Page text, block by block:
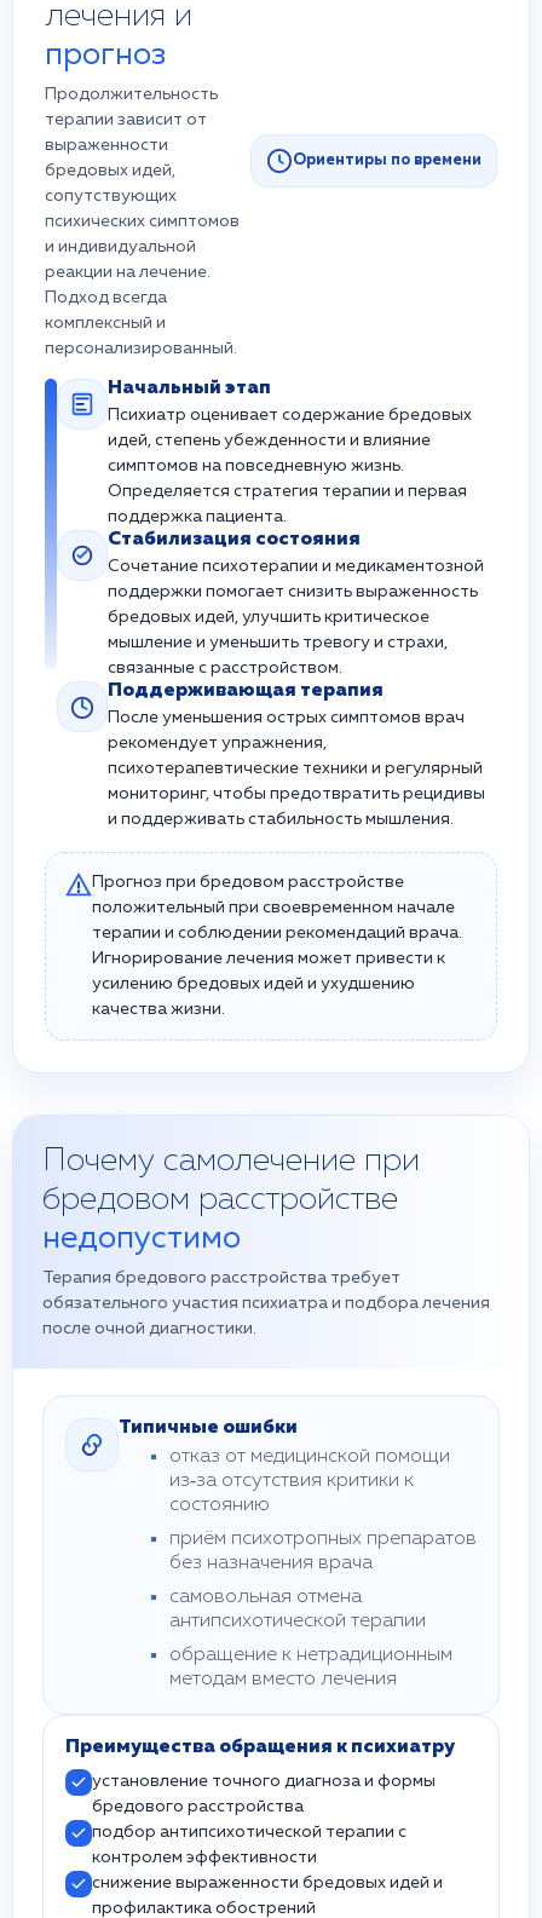
лечения и
прогноз
Продолжительность
терапии зависит от
выраженности
бредовых идей,
сопутствующих
психических симптомов
и индивидуальной
реакции на лечение.
Подход всегда
комплексный и
персонализированный.
Ориентиры по времени
Начальный этап
Психиатр оценивает содержание бредовых
идей, степень убежденности и влияние
симптомов на повседневную жизнь.
Определяется стратегия терапии и первая
поддержка пациента.
Стабилизация состояния
Сочетание психотерапии и медикаментозной
поддержки помогает снизить выраженность
бредовых идей, улучшить критическое
мышление и уменьшить тревогу и страхи,
связанные с расстройством.
Поддерживающая терапия
После уменьшения острых симптомов врач
рекомендует упражнения,
психотерапевтические техники и регулярный
мониторинг, чтобы предотвратить рецидивы
и поддерживать стабильность мышления.
Прогноз при бредовом расстройстве
положительный при своевременном начале
терапии и соблюдении рекомендаций врача.
Игнорирование лечения может привести к
усилению бредовых идей и ухудшению
качества жизни.
Почему самолечение при
бредовом расстройстве
недопустимо
Терапия бредового расстройства требует
обязательного участия психиатра и подбора лечения
после очной диагностики.
Типичные ошибки
отказ от медицинской помощи
из‑за отсутствия критики к
состоянию
приём психотропных препаратов
без назначения врача
самовольная отмена
антипсихотической терапии
обращение к нетрадиционным
методам вместо лечения
Преимущества обращения к психиатру
установление точного диагноза и формы
бредового расстройства
подбор антипсихотической терапии с
контролем эффективности
снижение выраженности бредовых идей и
профилактика обострений